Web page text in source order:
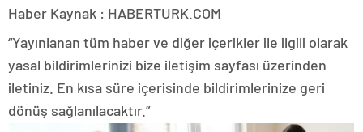
Haber Kaynak : HABERTURK.COM
“Yayınlanan tüm haber ve diğer içerikler ile ilgili olarak
yasal bildirimlerinizi bize iletişim sayfası üzerinden
iletiniz. En kısa süre içerisinde bildirimlerinize geri
dönüş sağlanılacaktır.”